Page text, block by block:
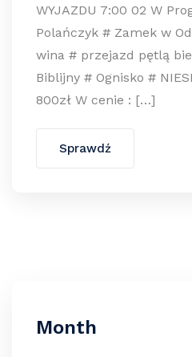
WYJAZDU 7:00 02 W
Polańczyk # Zamek w
wina # przejazd pętlą
Biblijny # Ognisko #
800zł W cenie : […]
Sprawdź
Month